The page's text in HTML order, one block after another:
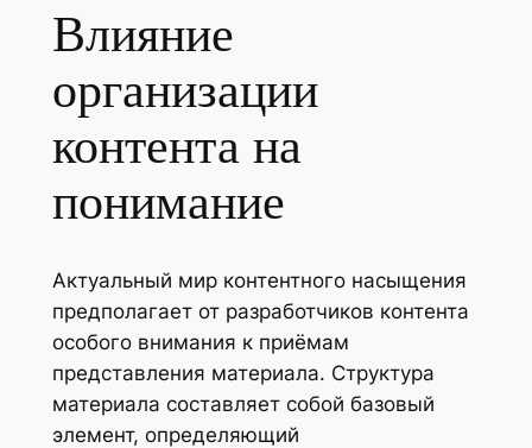
Влияние
организации
контента на
понимание
Актуальный мир контентного насыщения
предполагает от разработчиков контента
особого внимания к приёмам
представления материала. Структура
материала составляет собой базовый
элемент, определяющий